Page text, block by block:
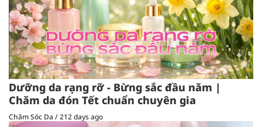
Dưỡng da rạng rỡ - Bừng sắc đầu năm |
Chăm da đón Tết chuẩn chuyên gia
Chăm Sóc Da /212 days ago